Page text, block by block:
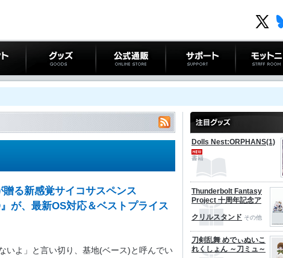
グッズ 公式通販 サポート モットニトロ
る新感覚サイコサスペンス
』が、最新OS対応＆ベストプライス
いよ」と言い切り、基地(ベース)と呼んでい
Dolls Nest:ORPHANS(1)
書籍
Thunderbolt Fantasy
Project 十周年記念ア
クリルスタンド その他
刀剣乱舞 めでぃぬいこ
れくしょん ～刀ミュ～